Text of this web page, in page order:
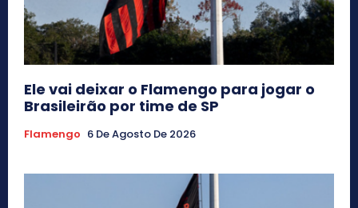
Ele vai deixar o Flamengo para jogar o
Brasileirão por time de SP
Flamengo 6 De Agosto De 2026